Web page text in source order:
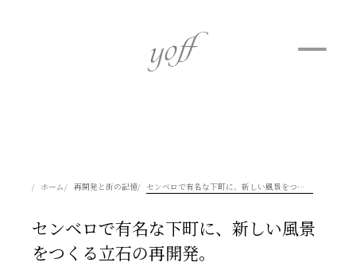
ホーム 再開発と街の記憶 センベロで有名な下町に、新しい風景をつくる立石の再開発。
センベロで有名な下町に、新しい風景
をつくる立石の再開発。